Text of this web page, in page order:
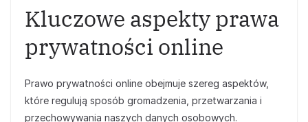
Kluczowe aspekty prawa
prywatności online
Prawo prywatności online obejmuje szereg aspektów,
które regulują sposób gromadzenia, przetwarzania i
przechowywania naszych danych osobowych.